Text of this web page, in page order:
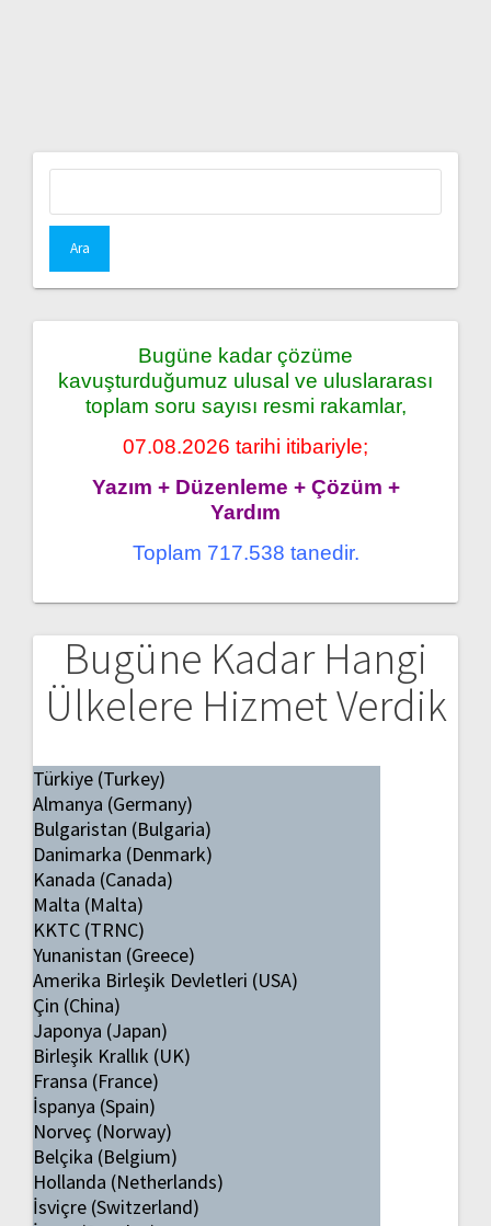
Bugüne kadar çözüme
kavuşturduğumuz ulusal ve uluslararası
toplam soru sayısı resmi rakamlar,
07.08.2026 tarihi itibariyle;
Yazım + Düzenleme + Çözüm +
Yardım
Toplam 717.538 tanedir.
Bugüne Kadar Hangi
Ülkelere Hizmet Verdik
Türkiye (Turkey)
Almanya (Germany)
Bulgaristan (Bulgaria)
Danimarka (Denmark)
Kanada (Canada)
Malta (Malta)
KKTC (TRNC)
Yunanistan (Greece)
Amerika Birleşik Devletleri (USA)
Çin (China)
Japonya (Japan)
Birleşik Krallık (UK)
Fransa (France)
İspanya (Spain)
Norveç (Norway)
Belçika (Belgium)
Hollanda (Netherlands)
İsviçre (Switzerland)